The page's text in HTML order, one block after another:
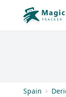
Spain